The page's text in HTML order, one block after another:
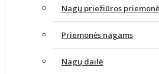
Nagų priežiūros
Priemonės nagams
Nagų dailė